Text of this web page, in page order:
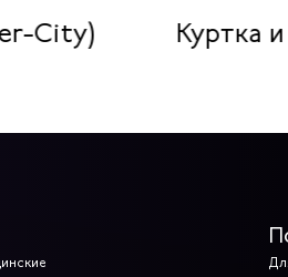
City) Куртка